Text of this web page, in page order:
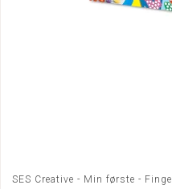
SES Creative - Min første -